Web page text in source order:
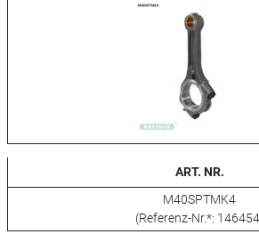
ART. NR.
M40SPTMK4
(Referenz-Nr.*: